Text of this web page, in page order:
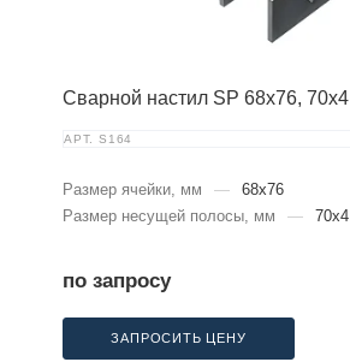
Сварной настил SP 68х76, 70х4
АРТ. S164
Размер ячейки, мм —
68x76
Размер несущей полосы, мм
— 70x4
по запросу
ЗАПРОСИТЬ ЦЕНУ